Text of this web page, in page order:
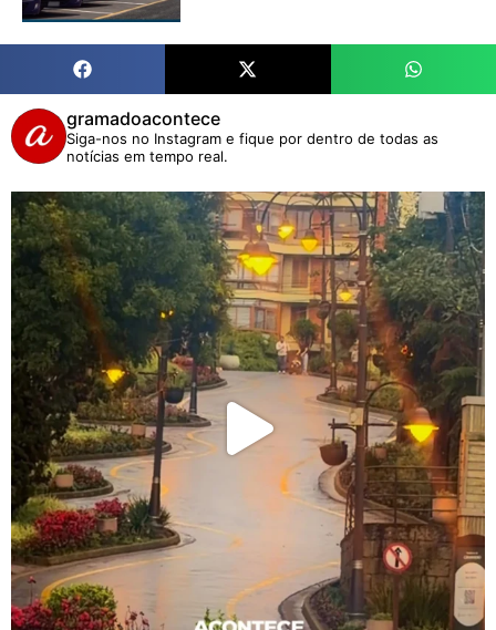
gramadoacontece
Siga-nos no Instagram e fique por dentro de todas as
notícias em tempo real.